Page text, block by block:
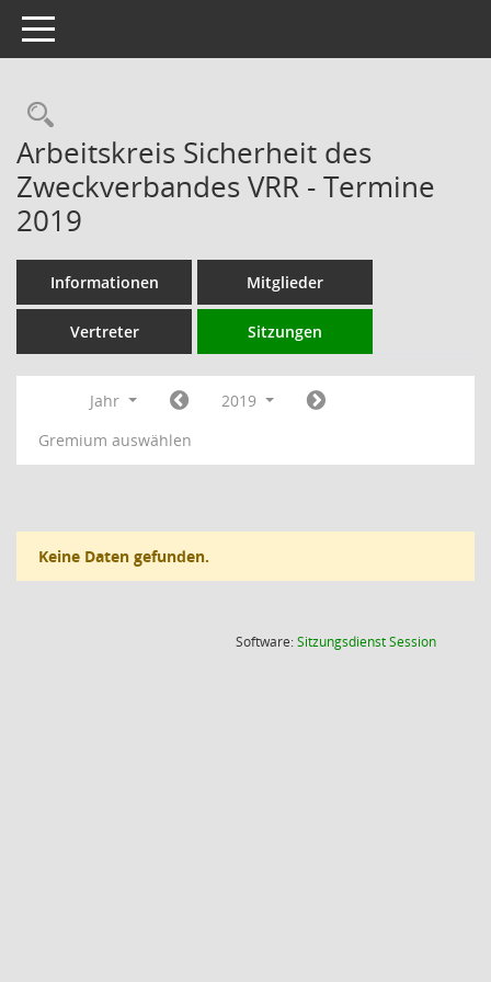
Toggle navigation
Rechercheauswahl
Arbeitskreis Sicherheit des
Zweckverbandes VRR - Termine
2019
Informationen Mitglieder
Vertreter Sitzungen
Jahr
2019
Gremium auswählen
Keine Daten gefunden.
Software:SitzungsdienstSession(Wird in